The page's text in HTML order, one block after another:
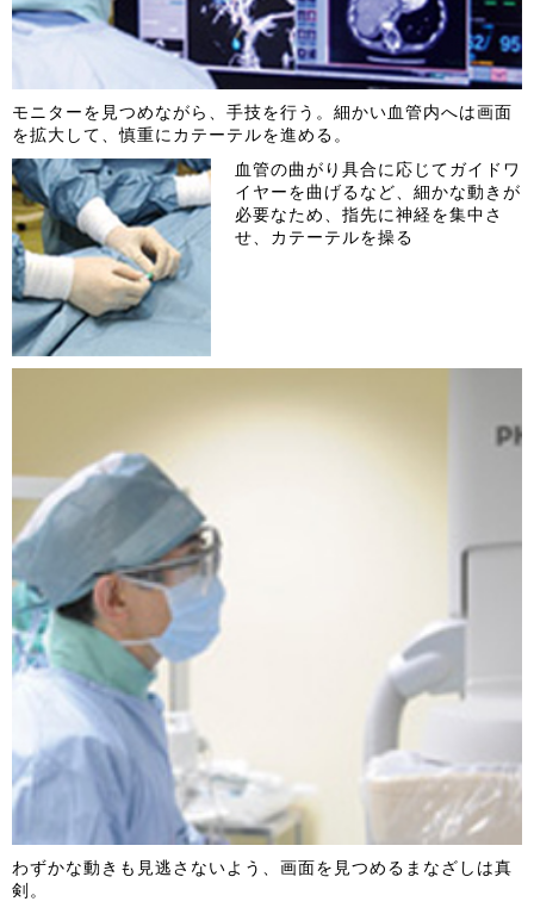
モニターを見つめながら、手技を行う。細かい血管内へは画面
を拡大して、慎重にカテーテルを進める。
血管の曲がり具合に応じてガイドワ
イヤーを曲げるなど、細かな動きが
必要なため、指先に神経を集中さ
せ、カテーテルを操る
わずかな動きも見逃さないよう、画面を見つめるまなざしは真
剣。